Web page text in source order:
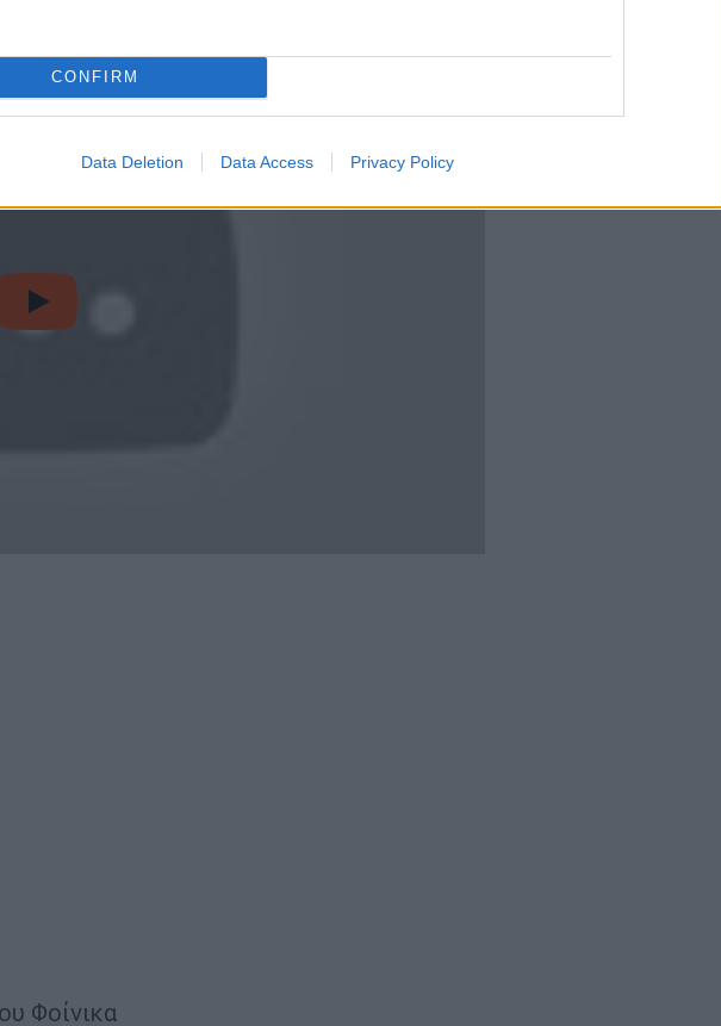
CONFIRM
Data Deletion Data Access Privacy Policy
video
Φοίνικα